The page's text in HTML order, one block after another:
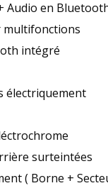
Audio en
multifonctions
intégré
électriquement
surteintées
( Borne +